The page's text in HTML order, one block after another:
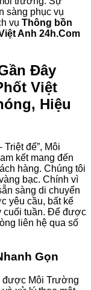
sàng phục vụ
vụ Thông bồn
Anh 24h.Com
Đây
Việt
Hiệu
để”, Môi
kết mang đến
hàng. Chúng tôi
bạc. Chính vì
sàng di chuyển
yêu cầu, bất kể
cuối tuần. Để được
liên hệ qua số
Gọn
được Môi Trường